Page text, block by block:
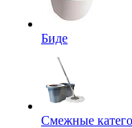
Биде
Смежные